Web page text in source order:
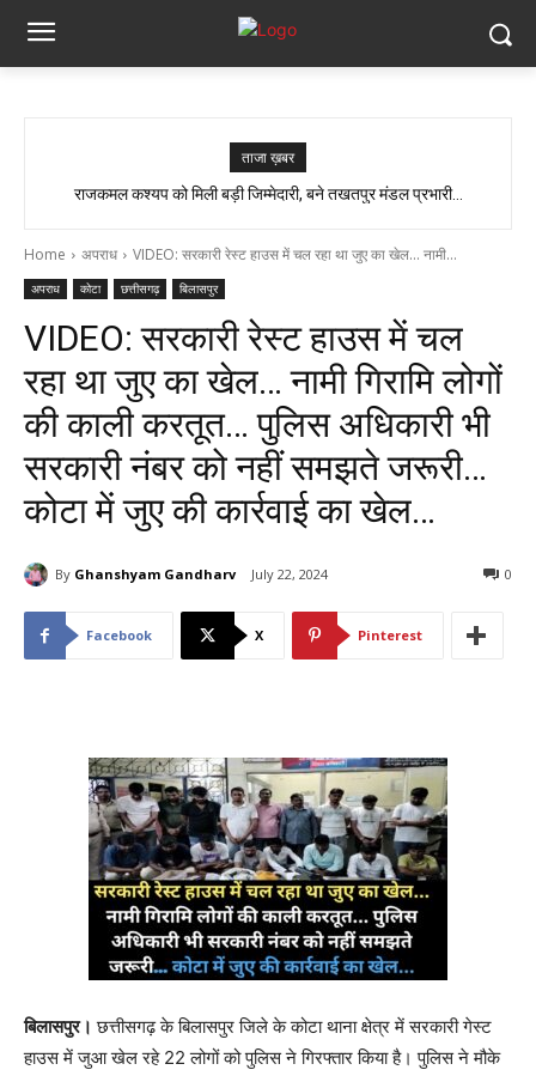
ताजा ख़बर
CG- 15 अगस्त से 26 जनवरी तक चलेगा विशेष अभियान, हर गांव में मुक्तिधाम और हर
राजकमल कश्यप को मिली बड़ी जिम्मेदारी, बने तखतपुर मंडल प्रभारी…
Home अपराध VIDEO: सरकारी रेस्ट हाउस में चल रहा था जुए का खेल... नामी...
अपराध कोटा छत्तीसगढ़ बिलासपुर
VIDEO: सरकारी रेस्ट हाउस में चल
रहा था जुए का खेल… नामी गिरामि लोगों
की काली करतूत… पुलिस अधिकारी भी
सरकारी नंबर को नहीं समझते जरूरी…
कोटा में जुए की कार्रवाई का खेल…
By Ghanshyam Gandharv July 22, 2024 0
Facebook X Pinterest
बिलासपुर। छत्तीसगढ़ के बिलासपुर जिले के कोटा थाना क्षेत्र में सरकारी गेस्ट
हाउस में जुआ खेल रहे 22 लोगों को पुलिस ने गिरफ्तार किया है। पुलिस ने मौके